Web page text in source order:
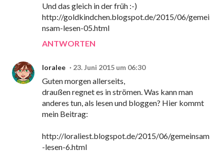
Und das gleich in der früh :-)
http://goldkindchen.blogspot.de/2015/06/gemei
nsam-lesen-05.html
ANTWORTEN
loralee 23. Juni 2015 um 06:30
Guten morgen allerseits,
draußen regnet es in strömen. Was kann man
anderes tun, als lesen und bloggen? Hier kommt
mein Beitrag:
http://loraliest.blogspot.de/2015/06/gemeinsam
-lesen-6.html